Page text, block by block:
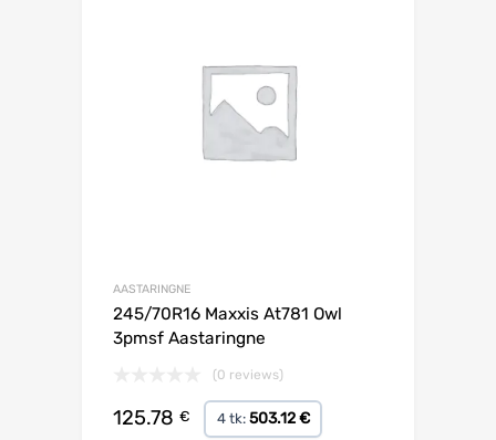
AASTARINGNE
245/70R16 Maxxis At781 Owl
3pmsf Aastaringne
(0 reviews)
125.78 € 4 tk: 503.12 €